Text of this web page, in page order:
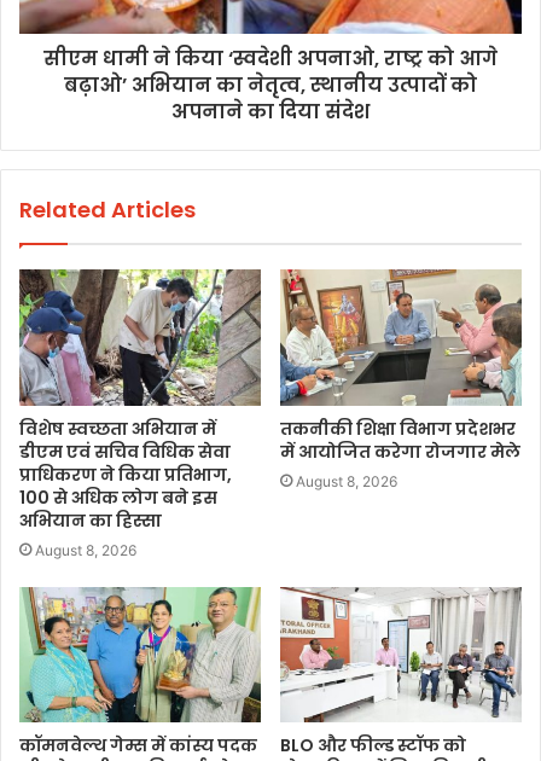
सीएम धामी ने किया ‘स्वदेशी अपनाओ, राष्ट्र को आगे
बढ़ाओ’ अभियान का नेतृत्व, स्थानीय उत्पादों को
अपनाने का दिया संदेश
Related Articles
विशेष स्वच्छता अभियान में
डीएम एवं सचिव विधिक सेवा
प्राधिकरण ने किया प्रतिभाग,
100 से अधिक लोग बने इस
अभियान का हिस्सा
August 8, 2026
तकनीकी शिक्षा विभाग प्रदेशभर
में आयोजित करेगा रोजगार मेले
August 8, 2026
कॉमनवेल्थ गेम्स में कांस्य पदक
BLO और फील्ड स्टॉफ को